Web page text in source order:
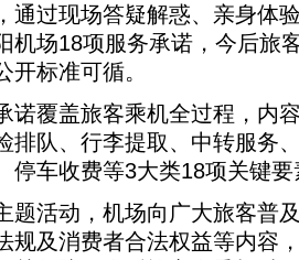
通过现场答疑解惑、亲身体
机场18项服务承诺，今后旅
开标准可循。
覆盖旅客乘机全过程，内
排队、行李提取、中转服务
停车收费等3大类18项关键要
活动，机场向广大旅客普
规及消费者合法权益等内容